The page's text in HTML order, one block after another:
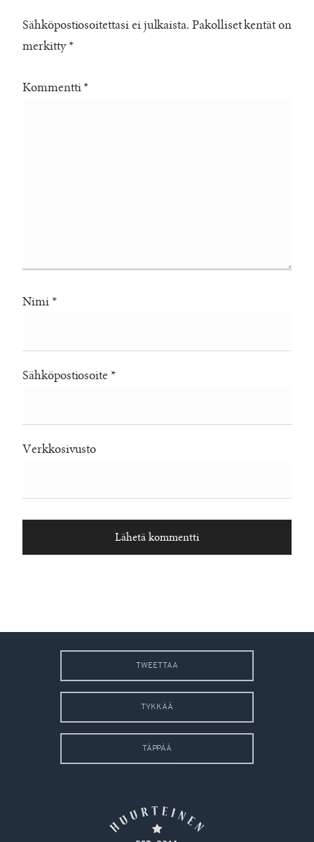
Sähköpostiosoitettasi ei julkaista. Pakolliset kentät on
merkitty *
Kommentti *
Nimi *
Sähköpostiosoite *
Verkkosivusto
TWEETTAA
TYKKÄÄ
TÄPPÄÄ